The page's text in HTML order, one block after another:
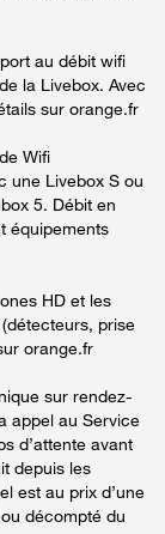
au débit wifi
la Livebox. Avec
sur orange.fr
Wifi
une Livebox S ou
5. Débit en
équipements
HD et les
prise
orange.fr
sur rendez-
appel au Service
d’attente avant
depuis les
est au prix d’une
décompté du